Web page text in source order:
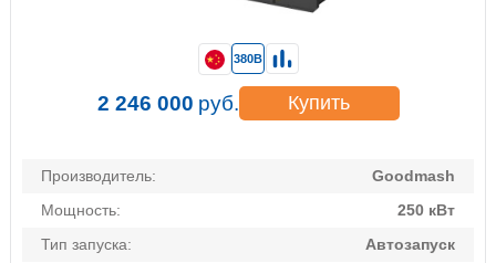
Производитель:
Goodmash
Мощность:
250 кВт
Тип запуска:
Автозапуск
380В
2 246 000 руб. Купить